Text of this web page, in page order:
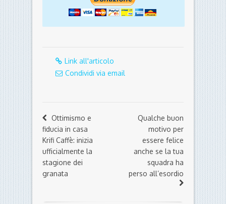
Link all'articolo
Condividi via email
Ottimismo e
fiducia in casa
Krifi Caffè: inizia
ufficialmente la
stagione dei
granata
Qualche buon
motivo per
essere felice
anche se la tua
squadra ha
perso all’esordio